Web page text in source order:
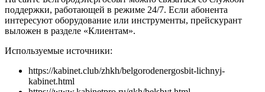
поддержки, работающей в режиме 24/7. Если абонента
интересуют оборудование или инструменты, прейскурант
выложен в разделе «Клиентам».
Используемые источники:
https://kabinet.club/zhkh/belgorodenergosbit-lichnyj-
kabinet.html